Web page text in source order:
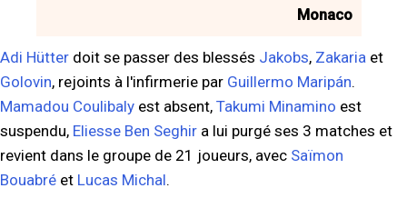
Monaco
Adi Hütter doit se passer des blessés Jakobs, Zakaria et
Golovin, rejoints à l'infirmerie par Guillermo Maripán.
Mamadou Coulibaly est absent, Takumi Minamino est
suspendu, Eliesse Ben Seghir a lui purgé ses 3 matches et
revient dans le groupe de 21 joueurs, avec Saïmon
Bouabré et Lucas Michal.